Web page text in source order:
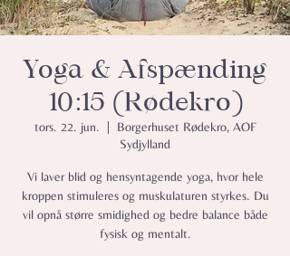
Yoga & Afspænding
10:15 (Rødekro)
tors. 22. jun.
Borgerhuset Rødekro, AOF
Sydjylland
Vi laver blid og hensyntagende yoga, hvor hele
kroppen stimuleres og muskulaturen styrkes. Du
vil opnå større smidighed og bedre balance både
fysisk og mentalt.